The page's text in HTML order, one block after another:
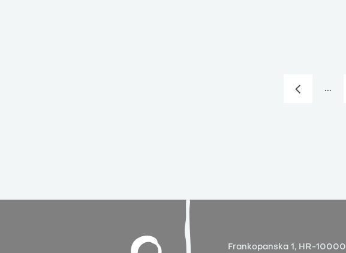
...
Frankopanska 1, HR-10000